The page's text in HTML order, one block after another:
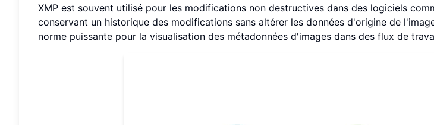
XMP est souvent utilisé pour les modifications non destructives dans des logiciels
conservant un historique des modifications sans altérer les données d'origine de
norme puissante pour la visualisation des métadonnées d'images dans des flux de